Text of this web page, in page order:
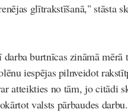
glītrakstīšanā," stāsta
darba burtnīcas zināmā mērā
iespējas pilnveidot
atteikties no tām, jo citādi
valsts pārbaudes